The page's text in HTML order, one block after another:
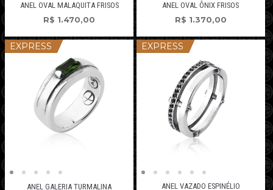
ANEL OVAL MALAQUITA FRISOS
R$ 1.470,00
ANEL OVAL ÔNIX FRISOS
R$ 1.370,00
EXPRESS
ANEL GALERIA TURMALINA
EXPRESS
ANEL VAZADO ESPINÉLIO